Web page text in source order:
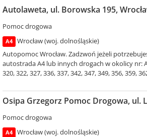
Autolaweta, ul. Borowska 195,
Pomoc drogowa
A4
Wrocław (woj. dolnośląskie)
Autopomoc Wrocław. Zadzwoń jeżeli
autostrada A4 lub innych drogach w okolicy nr:
320, 322, 327, 336, 337, 342, 347, 349, 356, 359,
Osipa Grzegorz Pomoc Drogowa, ul.
Pomoc drogowa
A4
Wrocław (woj. dolnośląskie)